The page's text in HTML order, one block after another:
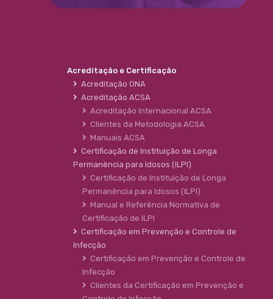
Acreditação e Certificação
Acreditação ONA
Acreditação ACSA
Acreditação Internacional ACSA
Clientes da Metodologia ACSA
Manuais ACSA
Certificação de Instituição de Longa
Permanência para Idosos (ILPI)
Certificação de Instituição de Longa
Permanência para Idosos (ILPI)
Manual e Referência Normativa de
Certificação de ILPI
Certificação em Prevenção e Controle de
Infecção
Certificação em Prevenção e Controle de
Infecção
Clientes da Certificação em Prevenção e